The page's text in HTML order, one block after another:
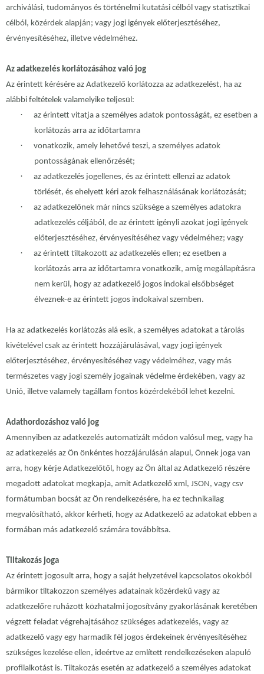
archiválási, tudományos és történelmi kutatási célból vagy statisztikai
célból, közérdek alapján; vagy jogi igények előterjesztéséhez,
érvényesítéséhez, illetve védelméhez.
Az adatkezelés korlátozásához való jog
Az érintett kérésére az Adatkezelő korlátozza az adatkezelést, ha az
alábbi feltételek valamelyike teljesül:
·
az érintett vitatja a személyes adatok pontosságát, ez esetben a
korlátozás arra az időtartamra
·
vonatkozik, amely lehetővé teszi, a személyes adatok
pontosságának ellenőrzését;
·
az adatkezelés jogellenes, és az érintett ellenzi az adatok
törlését, és ehelyett kéri azok felhasználásának korlátozását;
·
az adatkezelőnek már nincs szüksége a személyes adatokra
adatkezelés céljából, de az érintett igényli azokat jogi igények
előterjesztéséhez, érvényesítéséhez vagy védelméhez; vagy
·
az érintett tiltakozott az adatkezelés ellen; ez esetben a
korlátozás arra az időtartamra vonatkozik, amíg megállapításra
nem kerül, hogy az adatkezelő jogos indokai elsőbbséget
élveznek-e az érintett jogos indokaival szemben.
Ha az adatkezelés korlátozás alá esik, a személyes adatokat a tárolás
kivételével csak az érintett hozzájárulásával, vagy jogi igények
előterjesztéséhez, érvényesítéséhez vagy védelméhez, vagy más
természetes vagy jogi személy jogainak védelme érdekében, vagy az
Unió, illetve valamely tagállam fontos közérdekéből lehet kezelni.
Adathordozáshoz való jog
Amennyiben az adatkezelés automatizált módon valósul meg, vagy ha
az adatkezelés az Ön önkéntes hozzájárulásán alapul, Önnek joga van
arra, hogy kérje Adatkezelőtől, hogy az Ön által az Adatkezelő részére
megadott adatokat megkapja, amit Adatkezelő xml, JSON, vagy csv
formátumban bocsát az Ön rendelkezésére, ha ez technikailag
megvalósítható, akkor kérheti, hogy az Adatkezelő az adatokat ebben a
formában más adatkezelő számára továbbítsa.
Tiltakozás joga
Az érintett jogosult arra, hogy a saját helyzetével kapcsolatos okokból
bármikor tiltakozzon személyes adatainak közérdekű vagy az
adatkezelőre ruházott közhatalmi jogosítvány gyakorlásának keretében
végzett feladat végrehajtásához szükséges adatkezelés, vagy az
adatkezelő vagy egy harmadik fél jogos érdekeinek érvényesítéséhez
szükséges kezelése ellen, ideértve az említett rendelkezéseken alapuló
profilalkotást is. Tiltakozás esetén az adatkezelő a személyes adatokat